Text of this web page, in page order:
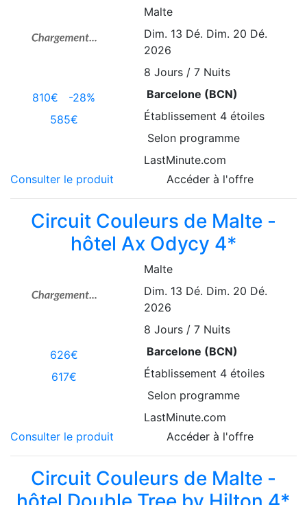
810€ -28%
585€
Malte
Dim. 13 Dé. Dim. 20 Dé.
2026
8 Jours / 7 Nuits
Barcelone (BCN)
Établissement 4 étoiles
Selon programme
LastMinute.com
Consulter le produit
Accéder à l'offre
Circuit Couleurs de Malte -
hôtel Ax Odycy 4*
626€
617€
Malte
Dim. 13 Dé. Dim. 20 Dé.
2026
8 Jours / 7 Nuits
Barcelone (BCN)
Établissement 4 étoiles
Selon programme
LastMinute.com
Consulter le produit
Accéder à l'offre
Circuit Couleurs de Malte -